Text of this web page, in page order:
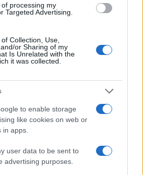
processing my
Targeted Advertising.
Collection, Use,
or Sharing of my
Is Unrelated with the
it was collected.
to enable storage
like cookies on web or
apps.
user data to be sent to
advertising purposes.
strada e passare
conduce alla schiavitù alla
autonomia. Proprio
nero permette di tagliare
sia le tasse. In questo modo
lavoro bianco: ossia il
il nero cadrebbe e ciò
potrebbe essere meglio
di legge avvertiti, per una
giusti.